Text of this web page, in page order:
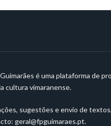
é uma plataforma de
cultura vimaranense.
sugestões e envio de
geral@fpguimaraes.pt.